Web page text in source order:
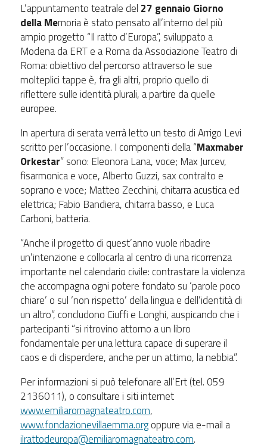
L’appuntamento teatrale del 27 gennaio Giorno
della Memoria è stato pensato all’interno del più
ampio progetto “Il ratto d’Europa”, sviluppato a
Modena da ERT e a Roma da Associazione Teatro di
Roma: obiettivo del percorso attraverso le sue
molteplici tappe è, fra gli altri, proprio quello di
riflettere sulle identità plurali, a partire da quelle
europee.
In apertura di serata verrà letto un testo di Arrigo Levi
scritto per l’occasione. I componenti della “Maxmaber
Orkestar” sono: Eleonora Lana, voce; Max Jurcev,
fisarmonica e voce, Alberto Guzzi, sax contralto e
soprano e voce; Matteo Zecchini, chitarra acustica ed
elettrica; Fabio Bandiera, chitarra basso, e Luca
Carboni, batteria.
“Anche il progetto di quest’anno vuole ribadire
un’intenzione e collocarla al centro di una ricorrenza
importante nel calendario civile: contrastare la violenza
che accompagna ogni potere fondato su ‘parole poco
chiare’ o sul ‘non rispetto’ della lingua e dell’identità di
un altro”, concludono Ciuffi e Longhi, auspicando che i
partecipanti “si ritrovino attorno a un libro
fondamentale per una lettura capace di superare il
caos e di disperdere, anche per un attimo, la nebbia”.
Per informazioni si può telefonare all’Ert (tel. 059
2136011), o consultare i siti internet
www.emiliaromagnateatro.com,
www.fondazionevillaemma.orgoppure via e-mail a
ilrattodeuropa@emiliaromagnateatro.com.